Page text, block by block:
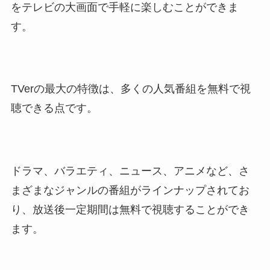
をテレビの大画面で手軽に楽しむことができま
す。
TVerの最大の特徴は、多くの人気番組を無料で視
聴できる点です。
ドラマ、バラエティ、ニュース、アニメなど、さ
まざまなジャンルの番組がラインナップされてお
り、放送後一定期間は無料で視聴することができ
ます。